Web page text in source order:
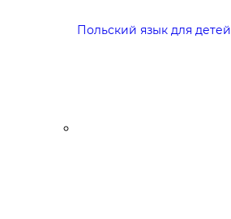
Польский язык для детей